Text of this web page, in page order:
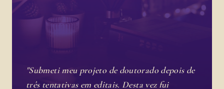
"Submeti meu projeto de doutorado depois de
três tentativas em editais. Desta vez fui